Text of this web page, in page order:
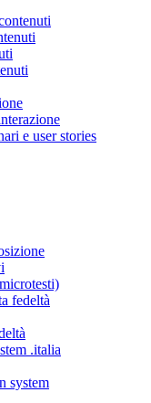
e user stories
fedeltà
.italia
system